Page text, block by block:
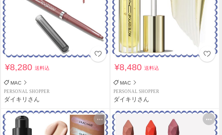
¥8,280送料込
MAC
PERSONAL SHOPPER
ダイキリさん
¥8,480送料込
MAC
PERSONAL SHOPPER
ダイキリさん